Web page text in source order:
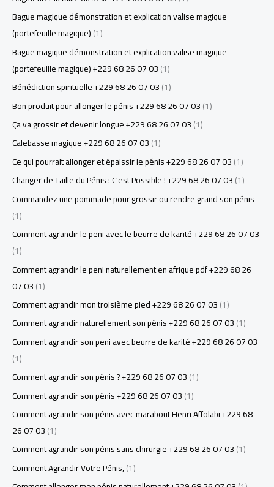
Bague magique démonstration et explication valise magique
(portefeuille magique)(1)
Bague magique démonstration et explication valise magique
(portefeuille magique) +229 68 26 07 03(1)
Bénédiction spirituelle +229 68 26 07 03(1)
Bon produit pour allonger le pénis +229 68 26 07 03(1)
Ça va grossir et devenir longue +229 68 26 07 03(1)
Calebasse magique +229 68 26 07 03(1)
Ce qui pourrait allonger et épaissir le pénis +229 68 26 07 03(1)
Changer de Taille du Pénis : C'est Possible ! +229 68 26 07 03(1)
Commandez une pommade pour grossir ou rendre grand son pénis
(1)
Comment agrandir le peni avec le beurre de karité +229 68 26 07 03
(1)
Comment agrandir le peni naturellement en afrique pdf +229 68 26
07 03(1)
Comment agrandir mon troisième pied +229 68 26 07 03(1)
Comment agrandir naturellement son pénis +229 68 26 07 03(1)
Comment agrandir son peni avec beurre de karité +229 68 26 07 03
(1)
Comment agrandir son pénis ? +229 68 26 07 03(1)
Comment agrandir son pénis +229 68 26 07 03(1)
Comment agrandir son pénis avec marabout Henri Affolabi +229 68
26 07 03(1)
Comment agrandir son pénis sans chirurgie +229 68 26 07 03(1)
Comment Agrandir Votre Pénis,(1)